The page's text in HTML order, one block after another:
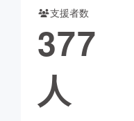
支援者数
377
人